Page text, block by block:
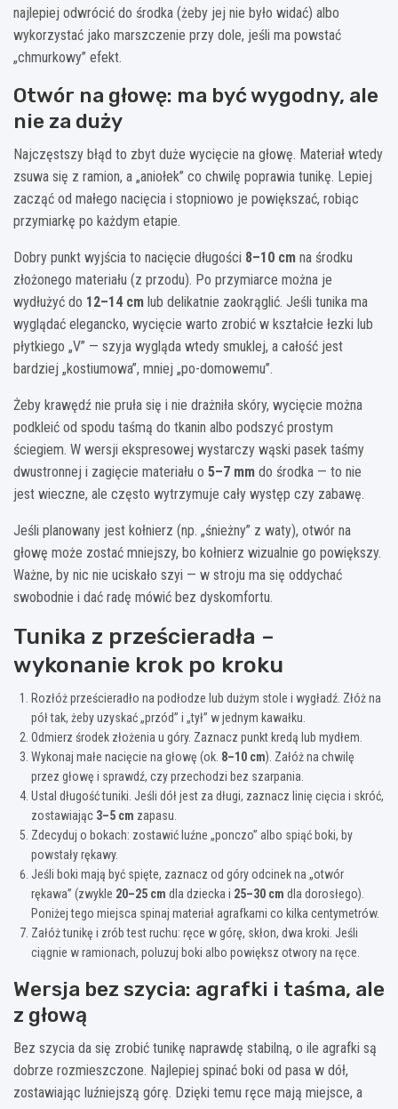
najlepiej odwrócić do środka (żeby jej nie było widać) albo
wykorzystać jako marszczenie przy dole, jeśli ma powstać
„chmurkowy” efekt.
Otwór na głowę: ma być wygodny, ale
nie za duży
Najczęstszy błąd to zbyt duże wycięcie na głowę. Materiał wtedy
zsuwa się z ramion, a „aniołek” co chwilę poprawia tunikę. Lepiej
zacząć od małego nacięcia i stopniowo je powiększać, robiąc
przymiarkę po każdym etapie.
Dobry punkt wyjścia to nacięcie długości 8–10 cm na środku
złożonego materiału (z przodu). Po przymiarce można je
wydłużyć do 12–14 cm lub delikatnie zaokrąglić. Jeśli tunika ma
wyglądać elegancko, wycięcie warto zrobić w kształcie łezki lub
płytkiego „V” — szyja wygląda wtedy smuklej, a całość jest
bardziej „kostiumowa”, mniej „po-domowemu”.
Żeby krawędź nie pruła się i nie drażniła skóry, wycięcie można
podkleić od spodu taśmą do tkanin albo podszyć prostym
ściegiem. W wersji ekspresowej wystarczy wąski pasek taśmy
dwustronnej i zagięcie materiału o 5–7 mm do środka — to nie
jest wieczne, ale często wytrzymuje cały występ czy zabawę.
Jeśli planowany jest kołnierz (np. „śnieżny” z waty), otwór na
głowę może zostać mniejszy, bo kołnierz wizualnie go powiększy.
Ważne, by nic nie uciskało szyi — w stroju ma się oddychać
swobodnie i dać radę mówić bez dyskomfortu.
Tunika z prześcieradła –
wykonanie krok po kroku
Rozłóż prześcieradło na podłodze lub dużym stole i wygładź. Złóż na
pół tak, żeby uzyskać „przód” i „tył” w jednym kawałku.
Odmierz środek złożenia u góry. Zaznacz punkt kredą lub mydłem.
Wykonaj małe nacięcie na głowę (ok. 8–10 cm). Załóż na chwilę
przez głowę i sprawdź, czy przechodzi bez szarpania.
Ustal długość tuniki. Jeśli dół jest za długi, zaznacz linię cięcia i skróć,
zostawiając 3–5 cm zapasu.
Zdecyduj o bokach: zostawić luźne „ponczo” albo spiąć boki, by
powstały rękawy.
Jeśli boki mają być spięte, zaznacz od góry odcinek na „otwór
rękawa” (zwykle 20–25 cm dla dziecka i 25–30 cm dla dorosłego).
Poniżej tego miejsca spinaj materiał agrafkami co kilka centymetrów.
Załóż tunikę i zrób test ruchu: ręce w górę, skłon, dwa kroki. Jeśli
ciągnie w ramionach, poluzuj boki albo powiększ otwory na ręce.
Wersja bez szycia: agrafki i taśma, ale
z głową
Bez szycia da się zrobić tunikę naprawdę stabilną, o ile agrafki są
dobrze rozmieszczone. Najlepiej spinać boki od pasa w dół,
zostawiając luźniejszą górę. Dzięki temu ręce mają miejsce, a